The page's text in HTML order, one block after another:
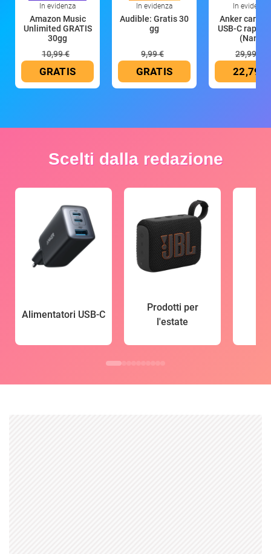
In evidenza
Amazon Music
Unlimited GRATIS
30gg
10,99 €
GRATIS
In evidenza
Audible: Gratis 30
gg
9,99 €
GRATIS
In evidenza
Anker
USB-C rapido
(Nano
29,99 €
22,79 €
Scelti dalla redazione
Alimentatori USB-C
Prodotti per
l'estate